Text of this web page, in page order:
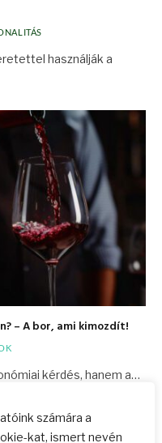
számára a
kat, ismert nevén
használják a
– A bor, ami kimozdít!
kérdés, hanem a…